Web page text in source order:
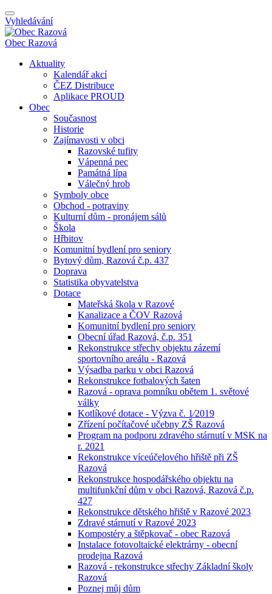
Vyhledávání
Obec Razová
Aktuality
Kalendář akcí
ČEZ Distribuce
Aplikace PROUD
Obec
Současnost
Historie
Zajímavosti v obci
Razovské tufity
Vápenná pec
Památná lípa
Válečný hrob
Symboly obce
Obchod - potraviny
Kulturní dům - pronájem sálů
Škola
Hřbitov
Komunitní bydlení pro seniory
Bytový dům, Razová č.p. 437
Doprava
Statistika obyvatelstva
Dotace
Mateřská škola v Razové
Kanalizace a ČOV Razová
Komunitní bydlení pro seniory
Obecní úřad Razová, č.p. 351
Rekonstrukce střechy objektu zázemí
sportovního areálu - Razová
Výsadba parku v obci Razová
Rekonstrukce fotbalových šaten
Razová - oprava pomníku obětem 1. světové
války
Kotlíkové dotace - Výzva č. 1⁄2019
Zřízení počítačové učebny ZŠ Razová
Program na podporu zdravého stárnutí v MSK na
r. 2021
Rekonstrukce víceúčelového hřiště při ZŠ
Razová
Rekonstrukce hospodářského objektu na
multifunkční dům v obci Razová, Razová č.p.
427
Rekonstrukce dětského hřiště v Razové 2023
Zdravé stárnutí v Razové 2023
Kompostéry a štěpkovač - obec Razová
Instalace fotovoltaické elektrárny - obecní
prodejna Razová
Razová - rekonstrukce střechy Základní školy
Razová
Poznej můj dům